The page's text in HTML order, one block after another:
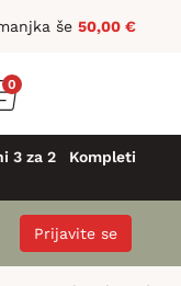
še 50,00 €
0
3 za 2
Kompleti
Prijavite se